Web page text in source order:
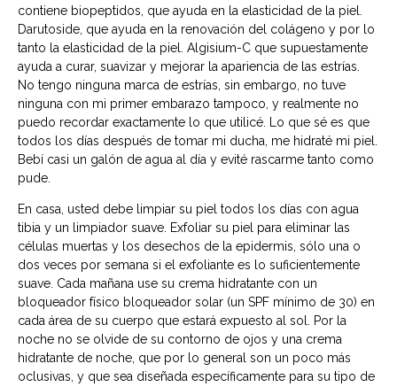
contiene biopeptidos, que ayuda en la elasticidad de la piel.
Darutoside, que ayuda en la renovación del colágeno y por lo
tanto la elasticidad de la piel. Algisium-C que supuestamente
ayuda a curar, suavizar y mejorar la apariencia de las estrías.
No tengo ninguna marca de estrías, sin embargo, no tuve
ninguna con mi primer embarazo tampoco, y realmente no
puedo recordar exactamente lo que utilicé. Lo que sé es que
todos los días después de tomar mi ducha, me hidraté mi piel.
Bebí casi un galón de agua al día y evité rascarme tanto como
pude.
En casa, usted debe limpiar su piel todos los días con agua
tibia y un limpiador suave. Exfoliar su piel para eliminar las
células muertas y los desechos de la epidermis, sólo una o
dos veces por semana si el exfoliante es lo suficientemente
suave. Cada mañana use su crema hidratante con un
bloqueador físico bloqueador solar (un SPF mínimo de 30) en
cada área de su cuerpo que estará expuesto al sol. Por la
noche no se olvide de su contorno de ojos y una crema
hidratante de noche, que por lo general son un poco más
oclusivas, y que sea diseñada específicamente para su tipo de